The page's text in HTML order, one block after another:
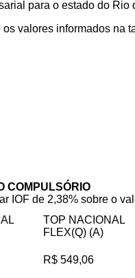
para o estado do Rio
valores informados na
COMPULSÓRIO
IOF de 2,38% sobre o
TOP NACIONAL
FLEX(Q) (A)
R$ 549,06